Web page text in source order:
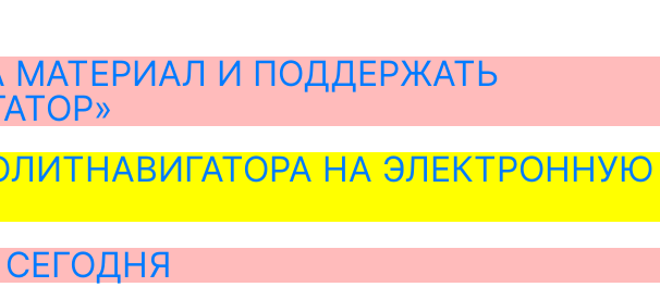
И ПОДДЕРЖАТЬ
НА ЭЛЕКТРОННУЮ